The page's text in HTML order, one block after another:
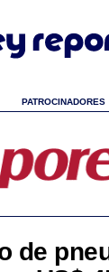
PATROCINADORES
de